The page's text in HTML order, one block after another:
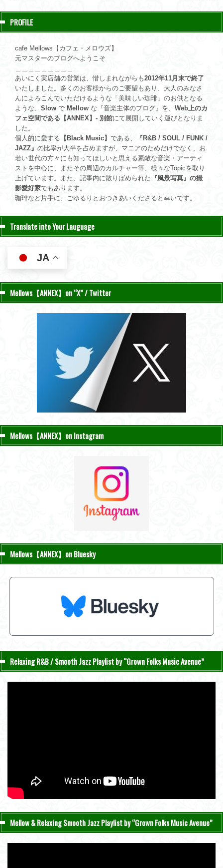
PROFILE
cafe Mellows【カフェ・メロウズ】
元マスターのブログへようこそ
あいにく実店舗の営業は、惜しまれながらも2012年11月末で終了
いたしました。多くのお客様からのご要望もあり、大人のみなさ
んによろこんでいただけるような「美味しい珈琲」のお供となる
ような、 Slow で Mellow な『音楽主体のブログ』を、 Web上のカ
フェ空間である【ANNEX】- 別館にて展開していく運びとなりま
した。
個人的に愛する 【Black Music】 である、
『R&B / SOUL / FUNK /
JAZZ』 の比率が大半を占めますが、マニアのためだけでなく、お
若い世代の方々にも知ってほしいと思える素敵な音楽・アーティ
ストを中心に、またその周辺のカルチャー等、様々なTopicを取り
上げています。また、記事内に散りばめられた 『風景写真』の撮
影愛好家でもあります。
珈琲など片手に、ごゆるりとおつきあいくださると幸いです。
Translate into Your Lauguage
JA
Mellows【ANNEX】on “X” / Twitter
Mellows【ANNEX】on Instagram
Mellows【ANNEX】on Bluesky
Relaxing R&B / Smooth Jazz Playlist by “Grown Folks Music Avenue”
Mellow & Relaxing Smooth Jazz Playlist by “Grown Folks Music Avenue”